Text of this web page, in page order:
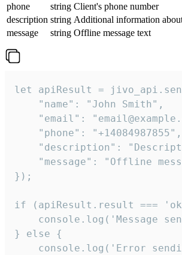
phone
string Client's phone number
description string Additional information
message
string Offline message text
let apiResult =
    "name": "John Smith",
"email":
    "phone": "+14084987855",
"description":
"message": "Offline
});
if (apiResult.result ===
console.log('Message
} else {
console.log('Error